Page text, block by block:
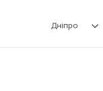
Дніпро